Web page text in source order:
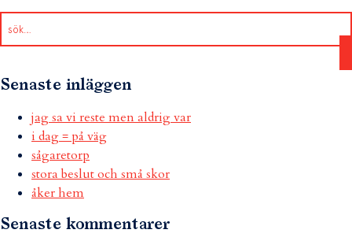
Senaste inläggen
jag sa vi reste men aldrig var
i dag = på väg
sågaretorp
stora beslut och små skor
åker hem
Senaste kommentarer